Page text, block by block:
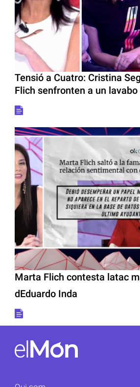
Tensió a Cuatro: Cristina
Flich senfronten a un lavabo
Marta Flich contesta latac
dEduardo Inda